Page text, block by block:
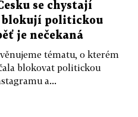
se chystají
blokují politickou
je nečekaná
tématu, o kterém
blokovat politickou
a...